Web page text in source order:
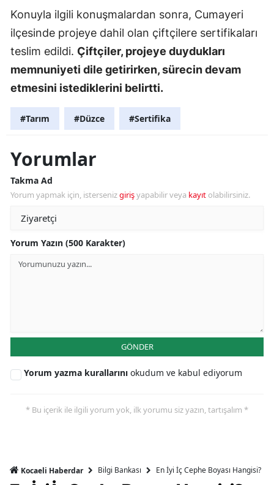
Konuyla ilgili konuşmalardan sonra, Cumayeri
ilçesinde projeye dahil olan çiftçilere sertifikaları
teslim edildi. Çiftçiler, projeye duydukları
memnuniyeti dile getirirken, sürecin devam
etmesini istediklerini belirtti.
#Tarım #Düzce #Sertifika
Yorumlar
Takma Ad
Yorum yapmak için, istersenizgirişyapabilir veya kayıt olabilirsiniz.
Yorum Yazın (500 Karakter)
GÖNDER
Yorum yazma kurallarını okudum ve kabul ediyorum
* Bu içerik ile ilgili yorum yok, ilk yorumu siz yazın, tartışalım *
Kocaeli Haberdar Bilgi Bankası En İyi İç Cephe Boyası Hangisi?